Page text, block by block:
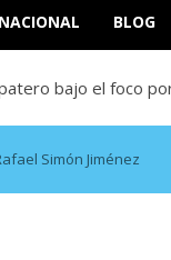
BLOG
deja un policía
bajo el foco
las secuelas
en Venezuela
fondos para
deja un policía
Simón Jiménez